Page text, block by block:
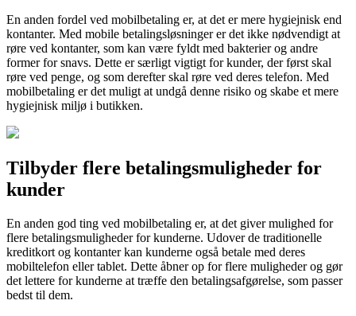
En anden fordel ved mobilbetaling er, at det er mere hygiejnisk end
kontanter. Med mobile betalingsløsninger er det ikke nødvendigt at
røre ved kontanter, som kan være fyldt med bakterier og andre
former for snavs. Dette er særligt vigtigt for kunder, der først skal
røre ved penge, og som derefter skal røre ved deres telefon. Med
mobilbetaling er det muligt at undgå denne risiko og skabe et mere
hygiejnisk miljø i butikken.
Tilbyder flere betalingsmuligheder for
kunder
En anden god ting ved mobilbetaling er, at det giver mulighed for
flere betalingsmuligheder for kunderne. Udover de traditionelle
kreditkort og kontanter kan kunderne også betale med deres
mobiltelefon eller tablet. Dette åbner op for flere muligheder og gør
det lettere for kunderne at træffe den betalingsafgørelse, som passer
bedst til dem.